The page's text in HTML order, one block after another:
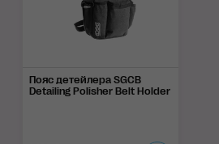
Пояс детейлера SGCB
Detailing Polisher Belt Holder